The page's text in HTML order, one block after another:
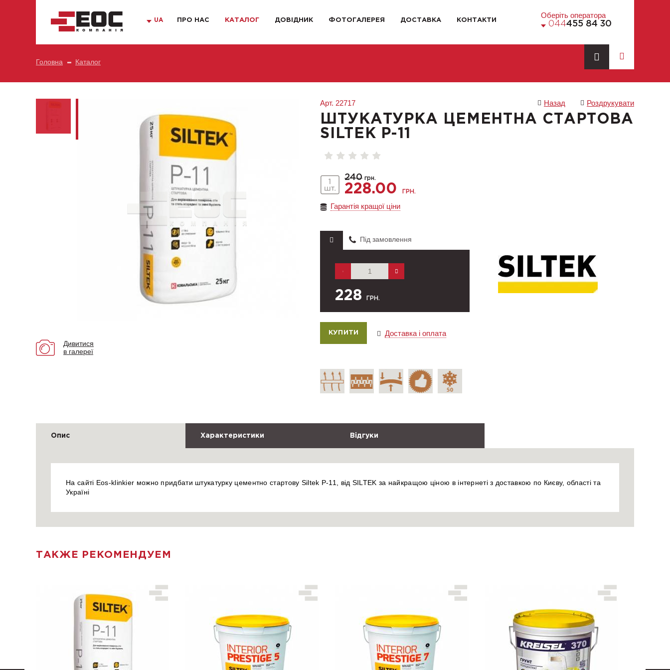
UA ПРО НАС КАТАЛОГ ДОВІДНИК ФОТОГАЛЕРЕЯ ДОСТАВКА КОНТАКТИ
Оберіть оператора
044455 84 30
Головна Каталог
Дивитися
в галереї
Арт. 22717 Назад Роздрукувати
ШТУКАТУРКА ЦЕМЕНТНА СТАРТОВА
SILTEK Р-11
240 грн.
228.00 ГРН.
Гарантія кращої ціни
Під замовлення
228 ГРН.
Доставка і оплата
Опис Характеристики Відгуки
На сайті Eos-klinkier можно придбати штукатурку цементно стартову Siltek Р-11, від SILTEK за найкращою ціною в інтернеті з доставкою по Києву, області та
Україні
ТАКЖЕ РЕКОМЕНДУЕМ